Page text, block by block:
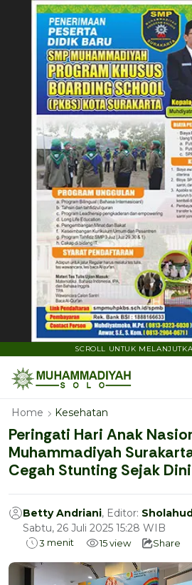
SCROLL UNTUK
Home Kesehatan
Peringati Hari Anak
Muhammadiyah
Cegah Stunting Sejak Dini
Betty Andriani, Editor:
Sabtu, 26 Juli 2025 15:28 WIB
3 menit 15view Share